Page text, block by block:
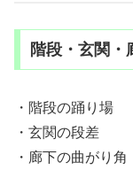
階段・玄関・
・階段の踊り場
・玄関の段差
・廊下の曲がり角